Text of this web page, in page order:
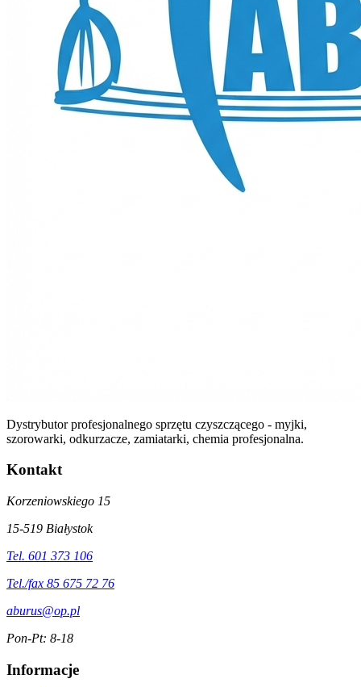
Dystrybutor profesjonalnego sprzętu czyszczącego - myjki,
szorowarki, odkurzacze, zamiatarki, chemia profesjonalna.
Kontakt
Korzeniowskiego 15
15-519 Białystok
Tel. 601 373 106
Tel./fax 85 675 72 76
aburus@op.pl
Pon-Pt: 8-18
Informacje